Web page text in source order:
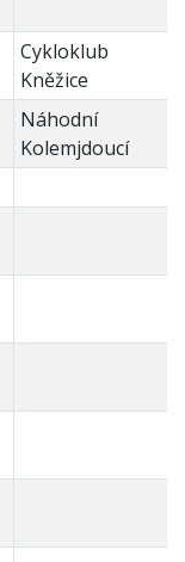
Cykloklub
Kněžice
Náhodní
Kolemjdoucí